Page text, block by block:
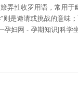
弄性收罗用语，常用
则是邀请或挑战的意
妇网 - 孕期知识|科学